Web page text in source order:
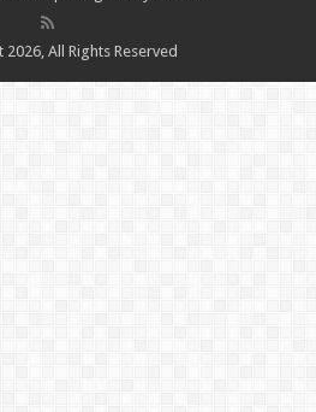
All Rights Reserved